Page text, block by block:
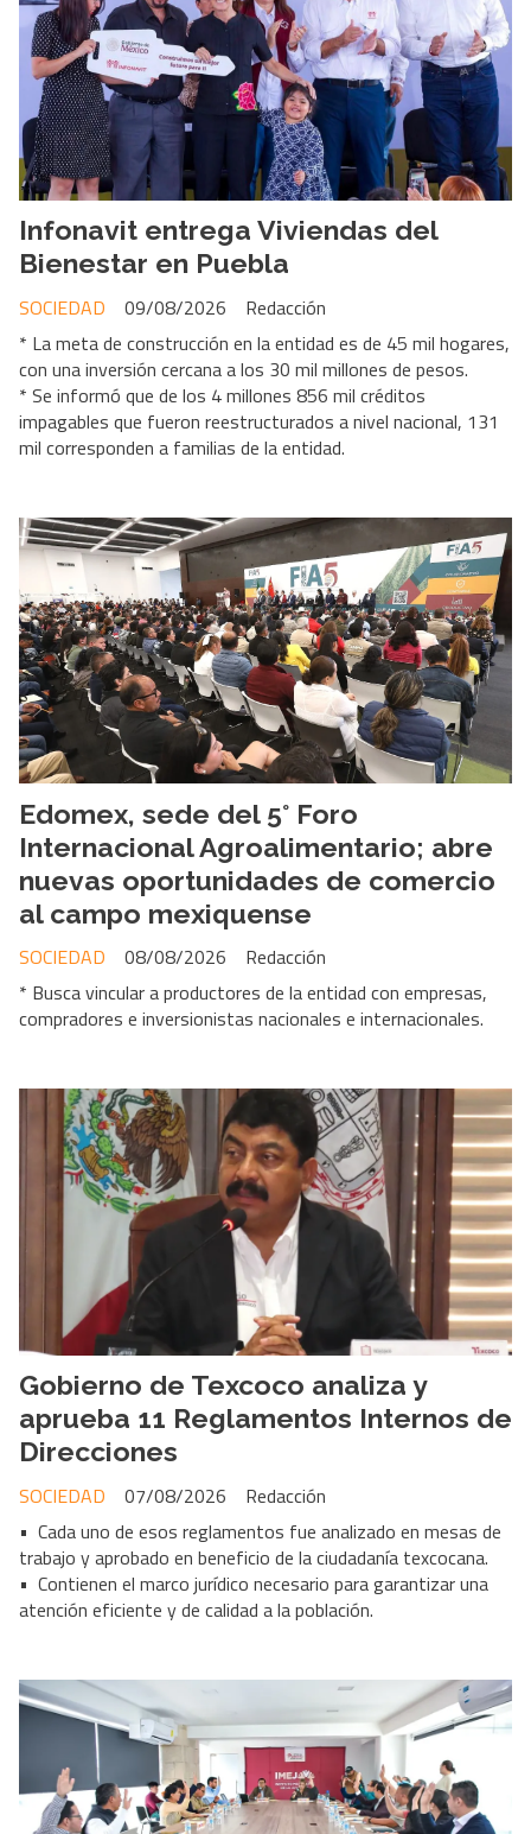
Infonavit entrega Viviendas del
Bienestar en Puebla
Redacción
SOCIEDAD
09/08/2026
* La meta de construcción en la entidad es de 45 mil hogares,
con una inversión cercana a los 30 mil millones de pesos.
* Se informó que de los 4 millones 856 mil créditos
impagables que fueron reestructurados a nivel nacional, 131
mil corresponden a familias de la entidad.
Edomex, sede del 5° Foro
Internacional Agroalimentario; abre
nuevas oportunidades de comercio
al campo mexiquense
Redacción
SOCIEDAD
08/08/2026
* Busca vincular a productores de la entidad con empresas,
compradores e inversionistas nacionales e internacionales.
Gobierno de Texcoco analiza y
aprueba 11 Reglamentos Internos de
Direcciones
Redacción
SOCIEDAD
07/08/2026
• Cada uno de esos reglamentos fue analizado en mesas de
trabajo y aprobado en beneficio de la ciudadanía texcocana.
• Contienen el marco jurídico necesario para garantizar una
atención eficiente y de calidad a la población.